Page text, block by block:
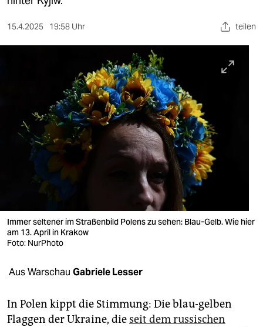
sport
wahrheit
verlag
verlag
veranstaltungen
fragen & hilfe
unterstützen
abo
epaper login
15.4.2025 19:58 Uhr teilen
Immer seltener im Straßenbild Polens zu sehen: Blau-Gelb. Wie hier
am 13. April in Krakow
Foto: NurPhoto
Aus Warschau Gabriele Lesser
In Polen kippt die Stimmung: Die blau-gelben
Flaggen der Ukraine, die seit dem russischen